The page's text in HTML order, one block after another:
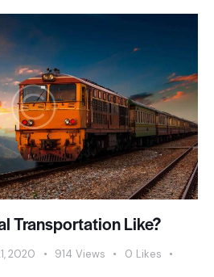
Transportation Like?
2020 914 Views 0 Likes